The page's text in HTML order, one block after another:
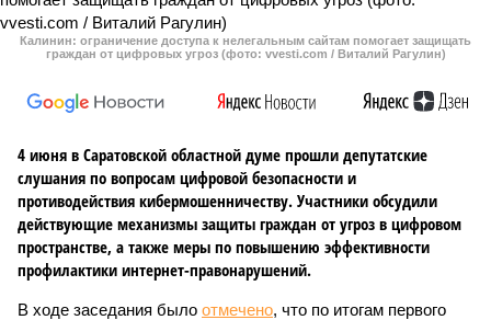
Калинин: ограничение доступа к нелегальным сайтам помогает защищать
граждан от цифровых угроз (фото: vvesti.com / Виталий Рагулин)
4 июня в Саратовской областной думе прошли депутатские
слушания по вопросам цифровой безопасности и
противодействия кибермошенничеству. Участники обсудили
действующие механизмы защиты граждан от угроз в цифровом
пространстве, а также меры по повышению эффективности
профилактики интернет-правонарушений.
В ходе заседания было отмечено, что по итогам первого